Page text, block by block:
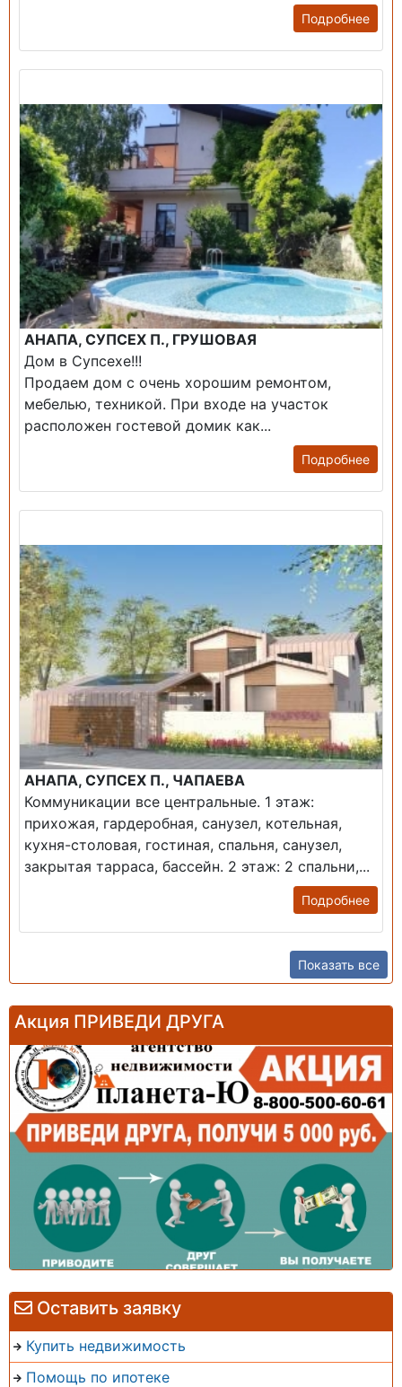
Оставить заявку
Купить недвижимость
Помощь по ипотеке
Подробнее
АНАПА, СУПСЕХ П., ГРУШОВАЯ
Дом в Супсехе!!!
Продаем дом с очень хорошим ремонтом,
мебелью, техникой. При входе на участок
расположен гостевой домик как...
Подробнее
АНАПА, СУПСЕХ П., ЧАПАЕВА
Коммуникации все центральные. 1 этаж:
прихожая, гардеробная, санузел, котельная,
кухня-столовая, гостиная, спальня, санузел,
закрытая тарраса, бассейн. 2 этаж: 2 спальни,...
Подробнее
Показать все
Акция ПРИВЕДИ ДРУГА